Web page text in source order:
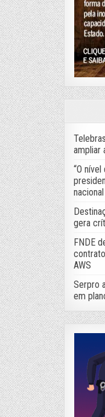
ampliar
“O
gera
FNDE
AWS
Serpro
em